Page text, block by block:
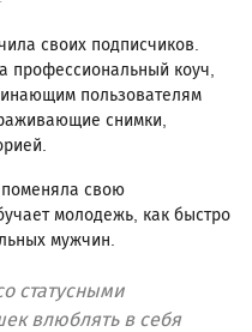
своих подписчиков.
профессиональный коуч,
пользователям
снимки,
свою
молодежь, как быстро
мужчин.
статусными
влюблять в себя